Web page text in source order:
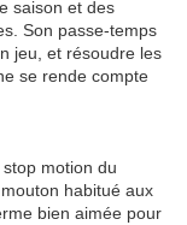
saison et des
Son passe-temps
jeu, et résoudre les
se rende compte
motion du
habitué aux
bien aimée pour